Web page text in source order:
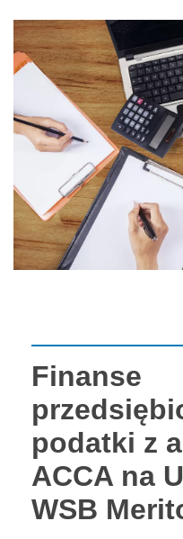
Finanse
podatki z
ACCA na
WSB